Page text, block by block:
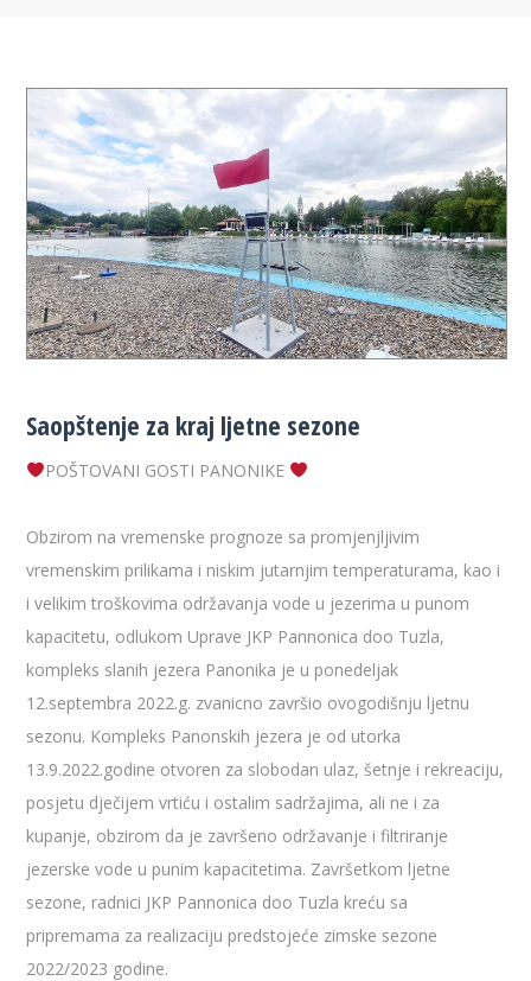
Saopštenje za kraj ljetne sezone
POŠTOVANI GOSTI PANONIKE
Obzirom na vremenske prognoze sa promjenjljivim
vremenskim prilikama i niskim jutarnjim temperaturama, kao i
i velikim troškovima održavanja vode u jezerima u punom
kapacitetu, odlukom Uprave JKP Pannonica doo Tuzla,
kompleks slanih jezera Panonika je u ponedeljak
12.septembra 2022.g. zvanicno završio ovogodišnju ljetnu
sezonu. Kompleks Panonskih jezera je od utorka
13.9.2022.godine otvoren za slobodan ulaz, šetnje i rekreaciju,
posjetu dječijem vrtiću i ostalim sadržajima, ali ne i za
kupanje, obzirom da je završeno održavanje i filtriranje
jezerske vode u punim kapacitetima. Završetkom ljetne
sezone, radnici JKP Pannonica doo Tuzla kreću sa
pripremama za realizaciju predstojeće zimske sezone
2022/2023 godine.